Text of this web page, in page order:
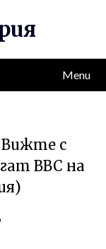
Menu
Вижте с
ВВС на